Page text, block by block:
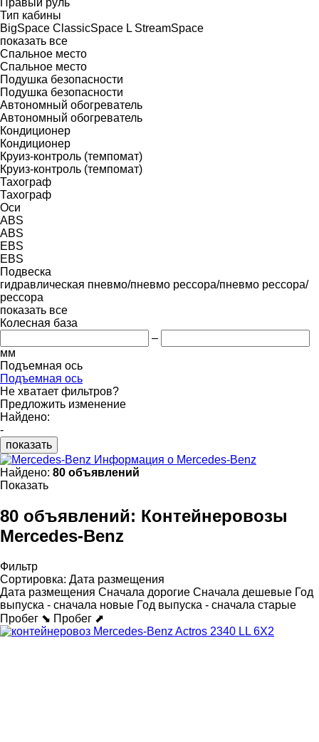
Тип кабины
BigSpace ClassicSpace L StreamSpace
показать все
Спальное место
Спальное место
Подушка безопасности
Подушка безопасности
Автономный обогреватель
Автономный обогреватель
Кондиционер
Кондиционер
Круиз-контроль (темпомат)
Круиз-контроль (темпомат)
Тахограф
Тахограф
Оси
ABS
ABS
EBS
EBS
Подвеска
гидравлическая пневмо/пневмо рессора/пневмо рессора/
рессора
показать все
Колесная база
–
мм
Подъемная ось
Подъемная ось
Не хватает фильтров?
Предложить изменение
Найдено:
-
показать
Информация о Mercedes-Benz
Найдено: 80 объявлений
Показать
80 объявлений: Контейнеровозы
Mercedes-Benz
Фильтр
Сортировка: Дата размещения
Дата размещения Сначала дорогие Сначала дешевые Год
выпуска - сначала новые Год выпуска - сначала старые
Пробег ⬊ Пробег ⬈